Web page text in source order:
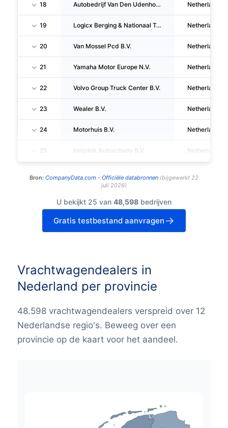
18 Autobedrijf Van Den Udenhout B.V. Netherlands
19 Logicx Berging & Nationaal Transport B.V. Netherlands
20 Van Mossel Pcd B.V. Netherlands
21 Yamaha Motor Europe N.V. Netherlands
22 Volvo Group Truck Center B.V. Netherlands
23 Wealer B.V. Netherlands
24 Motorhuis B.V. Netherlands
25 Heijstek Autoschade B.V. Netherlands
Bron: CompanyData.com - Officiële databronnen (bijgewerkt 22
juli 2026)
U bekijkt 25 van 48,598 bedrijven
Gratis testbestand aanvragen
Vrachtwagendealers in
Nederland per provincie
48.598 vrachtwagendealers verspreid over 12
Nederlandse regio's. Beweeg over een
provincie op de kaart voor het aandeel.